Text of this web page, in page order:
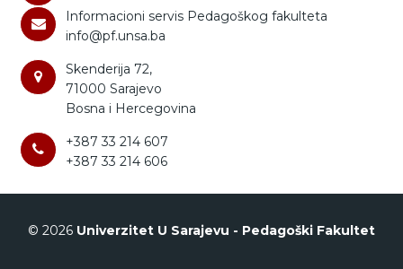
Informacioni servis Pedagoškog fakulteta
info@pf.unsa.ba
Skenderija 72,
71000 Sarajevo
Bosna i Hercegovina
+387 33 214 607
+387 33 214 606
© 2026 Univerzitet U Sarajevu - Pedagoški Fakultet